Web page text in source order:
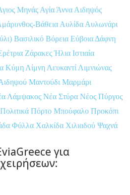
Μηνάς Αγία Άννα Αιδηψός
Βάθεια Αυλίδα Αυλωνάρι
Βασιλικό Βόρεια Εύβοια Δάφνη
ΖάρακεςΉλια Ιστιαία
Κύμη Λίμνη Λευκαντί Λιμνιώνας
Μαντούδι Μαρμάρι
Λάμψακος Νέα Στύρα Νέος Πύργος
Πολιτικά Πόρτο Μπούφαλο Προκόπι
Φύλλα Χαλκίδα Χιλιαδού Ψαχνά
για